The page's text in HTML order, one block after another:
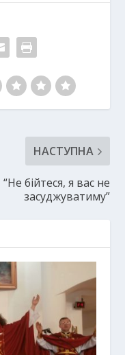
НАСТУПНА
“Не бійтеся, я вас не
засуджуватиму”